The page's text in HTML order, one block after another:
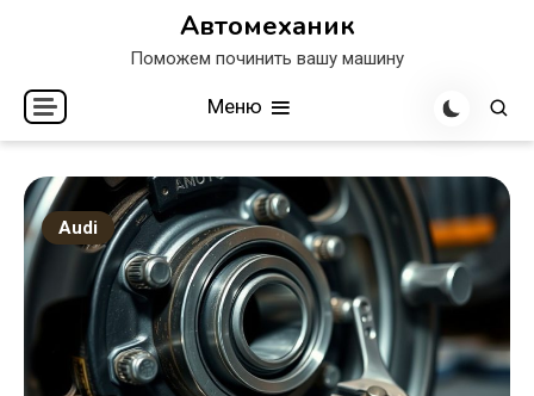
Автомеханик
Поможем починить вашу машину
Меню
Audi